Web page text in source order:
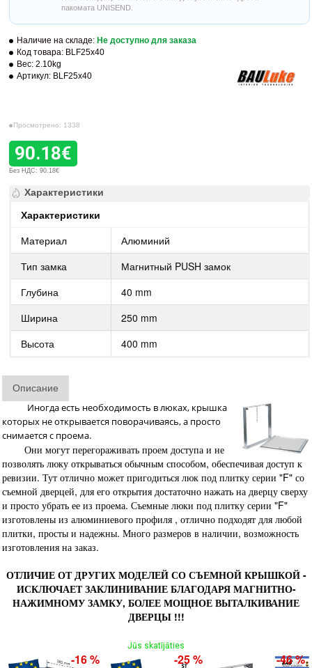
Наличие на складе: Не доступно для заказа
Код товара: BLF25x40
Вес: 2.10kg
Артикул: BLF25x40
Просмотрено: 1338
90.18€
Без НДС: 90.18€
пакомата UNISEND.
Характеристики
Характеристики
Материал
Алюминий
Тип замка
Магнитный PUSH замок
Глубина
40 mm
Ширина
250 mm
Высота
400 mm
Описание
Иногда есть необходимость в люках, крышка
которых не открывается поворачиваясь, а просто
снимается с проема.
Они могут перегораживать проем доступа и не
позволять люку открываться обычным способом, обеспечивая доступ к
ревизии. Тут отлично может пригодиться люк под плитку серии "F" со
съемной дверцей, для его открытия достаточно нажать на дверцу сверху
и просто убрать ее из проема. Съемные люки под плитку серии "F"
изготовлены из алюминиевого профиля , отлично подходят для любой
плитки, просты и надежны. Много размеров в наличии, возможность
изготовления на заказ.
ОТЛИЧИЕ ОТ ДРУГИХ МОДЕЛЕЙ СО СЪЕМНОЙ КРЫШКОЙ -
ИСКЛЮЧАЕТ ЗАКЛИНИВАНИЕ БЛАГОДАРЯ МАГНИТНО-
НАЖИМНОМУ ЗАМКУ, БОЛЕЕ МОЩНОЕ ВЫТАЛКИВАНИЕ
ДВЕРЦЫ !!!
Jūs skatījāties
-16 % -25 % -46 %